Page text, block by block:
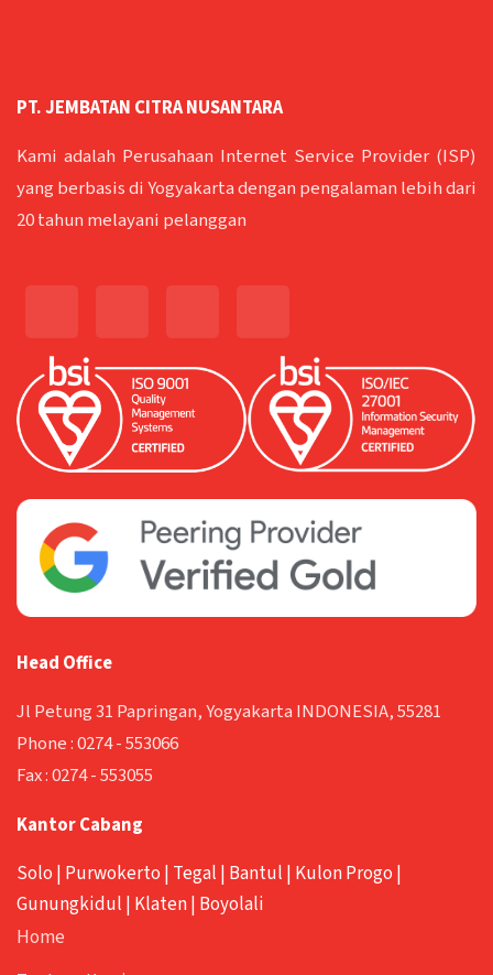
PT. JEMBATAN CITRA NUSANTARA
Kami adalah Perusahaan Internet Service Provider (ISP)
yang berbasis di Yogyakarta dengan pengalaman lebih dari
20 tahun melayani pelanggan
Head Office
Jl Petung 31 Papringan, Yogyakarta INDONESIA, 55281
Phone :0274 - 553066
Fax :0274 - 553055
Kantor Cabang
Solo | Purwokerto | Tegal | Bantul | Kulon Progo |
Gunungkidul | Klaten| Boyolali
Home